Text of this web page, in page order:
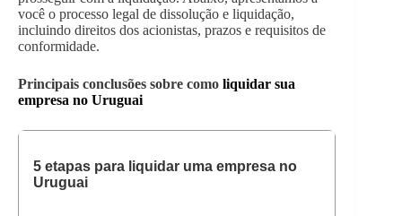
você o processo legal de dissolução e liquidação,
incluindo direitos dos acionistas, prazos e requisitos de
conformidade.
Principais conclusões sobre como liquidar sua
empresa no Uruguai
5 etapas para liquidar uma empresa no
Uruguai